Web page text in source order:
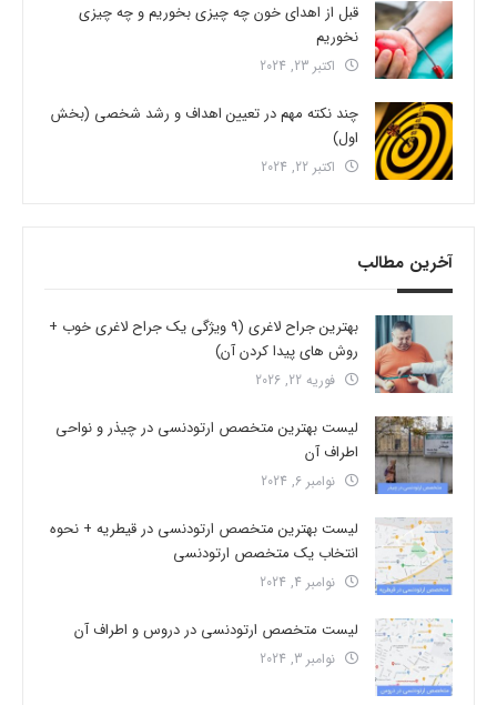
قبل از اهدای خون چه چیزی بخوریم و چه چیزی
نخوریم
اکتبر 23, 2024
چند نکته مهم در تعیین اهداف و رشد شخصی (بخش
اول)
اکتبر 22, 2024
آخرین مطالب
بهترین جراح لاغری (9 ویژگی یک جراح لاغری خوب +
روش های پیدا کردن آن)
فوریه 22, 2026
لیست بهترین متخصص ارتودنسی در چیذر و نواحی
اطراف آن
نوامبر 6, 2024
لیست بهترین متخصص ارتودنسی در قیطریه + نحوه
انتخاب یک متخصص ارتودنسی
نوامبر 4, 2024
لیست متخصص ارتودنسی در دروس و اطراف آن
نوامبر 3, 2024